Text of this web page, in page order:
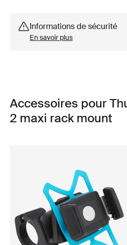
Informations de sécurité
En savoir plus
Accessoires pour
2 maxi rack mount